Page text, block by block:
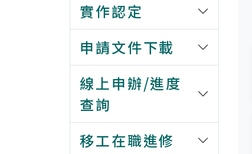
實作認定
申請文件下載
線上申辦/進度
查詢
移工在職進修